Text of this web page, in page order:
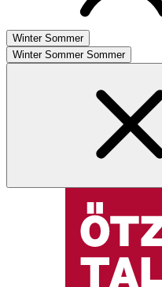
Winter Sommer
Winter Sommer Sommer